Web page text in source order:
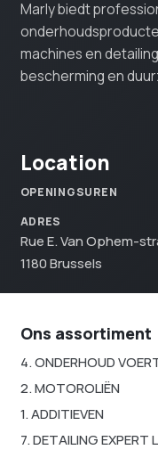
Marly biedt
machines en
bescherming en
Location
OPENINGSUREN
ADRES
Rue E. Van Ophem-
1180 Brussels
Ons assortiment
4. ONDERHOUD
2. MOTOROLIËN
1. ADDITIEVEN
7. DETAILING EXPERT